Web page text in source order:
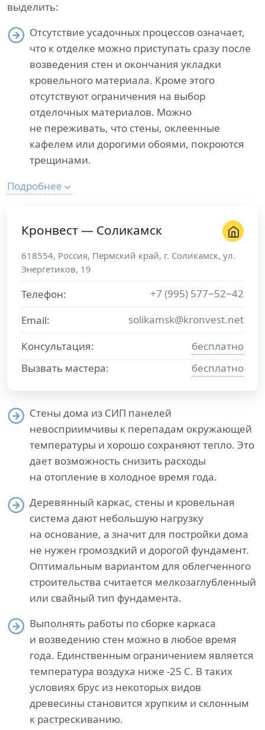
выделить:
Отсутствие усадочных процессов означает,
что к отделке можно приступать сразу после
возведения стен и окончания укладки
кровельного материала. Кроме этого
отсутствуют ограничения на выбор
отделочных материалов. Можно
не переживать, что стены, оклеенные
кафелем или дорогими обоями, покроются
трещинами.
Подробнее
Кронвест — Соликамск
618554, Россия, Пермский край, г. Соликамск, ул.
Энергетиков, 19
Телефон:
+7 (995) 577−52−42
Email:
solikamsk@kronvest.net
Консультация:
бесплатно
Вызвать мастера:
бесплатно
Стены дома из СИП панелей
невосприимчивы к перепадам окружающей
температуры и хорошо сохраняют тепло. Это
дает возможность снизить расходы
на отопление в холодное время года.
Деревянный каркас, стены и кровельная
система дают небольшую нагрузку
на основание, а значит для постройки дома
не нужен громоздкий и дорогой фундамент.
Оптимальным вариантом для облегченного
строительства считается мелкозаглубленный
или свайный тип фундамента.
Выполнять работы по сборке каркаса
и возведению стен можно в любое время
года. Единственным ограничением является
температура воздуха ниже -25 С. В таких
условиях брус из некоторых видов
древесины становится хрупким и склонным
к растрескиванию.